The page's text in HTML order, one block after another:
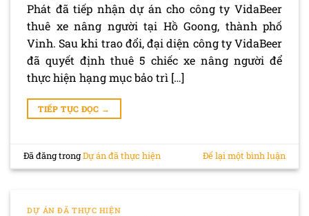
Phát đã tiếp nhận dự án cho công ty VidaBeer
thuê xe nâng người tại Hồ Goong, thành phố
Vinh. Sau khi trao đổi, đại diện công ty VidaBeer
đã quyết định thuê 5 chiếc xe nâng người để
thực hiện hạng mục bảo trì […]
TIẾP TỤC ĐỌC →
Đã đăng trongDự án đã thực hiện Để lại một bình luận
DỰ ÁN ĐÃ THỰC HIỆN